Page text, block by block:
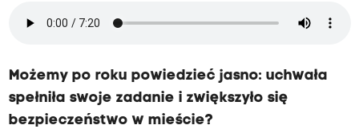
Możemy po roku powiedzieć jasno: uchwała
spełniła swoje zadanie i zwiększyło się
bezpieczeństwo w mieście?